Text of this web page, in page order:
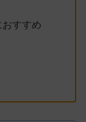
おすすめ